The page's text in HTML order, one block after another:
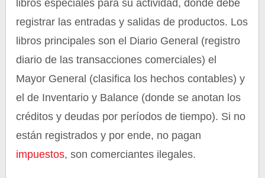
libros especiales para su actividad, donde debe
registrar las entradas y salidas de productos. Los
libros principales son el Diario General (registro
diario de las transacciones comerciales) el
Mayor General (clasifica los hechos contables) y
el de Inventario y Balance (donde se anotan los
créditos y deudas por períodos de tiempo). Si no
están registrados y por ende, no pagan
impuestos, son comerciantes ilegales.